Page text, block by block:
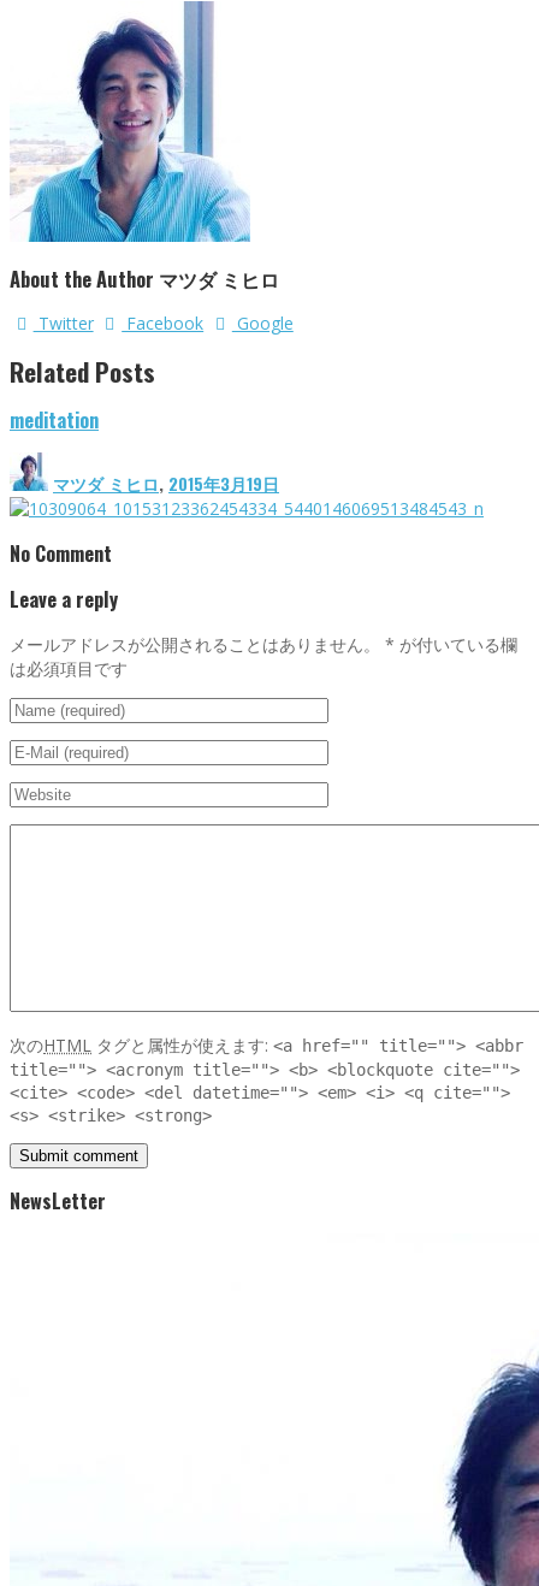
About the Author マツダ ミヒロ
Twitter Facebook Google
Related Posts
meditation
マツダ ミヒロ, 2015年3月19日
No Comment
Leave a reply
メールアドレスが公開されることはありません。 * が付いている欄
は必須項目です
次のHTML タグと属性が使えます: <a href="" title=""> <abbr
title=""> <acronym title=""> <b> <blockquote cite="">
<cite> <code> <del datetime=""> <em> <i> <q cite="">
<s> <strike> <strong>
NewsLetter